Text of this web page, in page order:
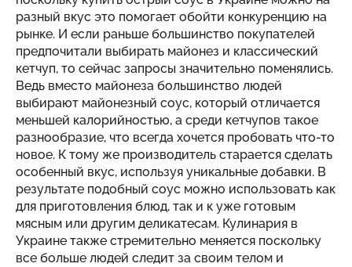
разный вкус это помогает обойти конкуренцию на
рынке. И если раньше большинство покупателей
предпочитали выбирать майонез и классический
кетчуп, то сейчас запросы значительно поменялись.
Ведь вместо майонеза большинство людей
выбирают майонезный соус, который отличается
меньшей калорийностью, а среди кетчупов такое
разнообразие, что всегда хочется пробовать что-то
новое. К тому же производитель старается сделать
особенный вкус, используя уникальные добавки. В
результате подобный соус можно использовать как
для приготовления блюд, так и к уже готовым
мясным или другим деликатесам. Кулинария в
Украине также стремительно меняется поскольку
все больше людей следит за своим телом и